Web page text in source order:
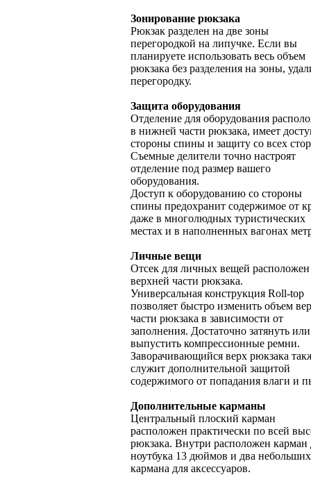
Зонирование рюкзака
Рюкзак разделен на две зоны
перегородкой на липучке. Если вы
планируете использовать весь объем
рюкзака без разделения на зоны,
перегородку.
Защита оборудования
Отделение для оборудования
в нижней части рюкзака, имеет
стороны спины и защиту со всех
Съемные делители точно настроят
отделение под размер вашего
оборудования.
Доступ к оборудованию со стороны
спины предохранит содержимое от
даже в многолюдных туристических
местах и в наполненных вагонах
Личные вещи
Отсек для личных вещей
верхней части рюкзака.
Универсальная конструкция Roll-top
позволяет быстро изменить объем
части рюкзака в зависимости от
заполнения. Достаточно затянуть или
выпустить компрессионные ремни.
Заворачивающийся верх рюкзака
служит дополнительной защитой
содержимого от попадания влаги и
Дополнительные карманы
Центральный плоский карман
расположен практически по всей
рюкзака. Внутри расположен карман
ноутбука 13 дюймов и два небольших
кармана для аксессуаров.